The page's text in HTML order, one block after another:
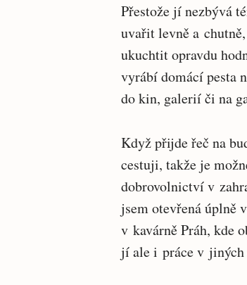
Přestože jí nezbývá
uvařit levně a
ukuchtit opravdu
vyrábí domácí pesta
do kin, galerií či na
Když přijde řeč na
cestuji, takže je
dobrovolnictví v
jsem otevřená úplně
v kavárně Práh, kde
jí ale i práce v